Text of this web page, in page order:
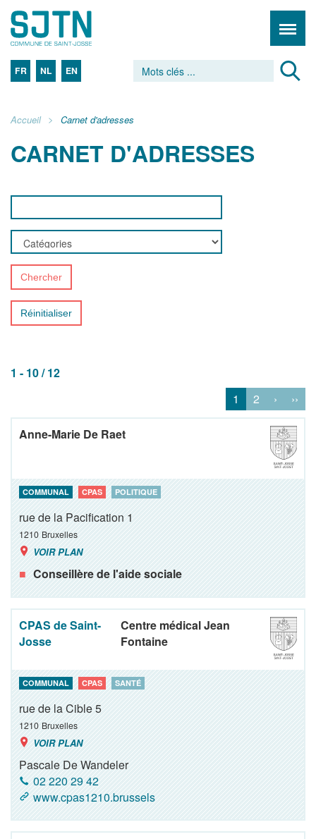
FR NL EN
Accueil Carnet d'adresses
CARNET D'ADRESSES
Chercher
Réinitialiser
1 - 10 / 12
1
2 › ››
Anne-Marie De Raet
COMMUNAL CPAS POLITIQUE
rue de la Pacification 1
1210 Bruxelles
VOIR PLAN
Conseillère de l'aide sociale
CPAS de Saint-
Josse
Centre médical Jean
Fontaine
COMMUNAL CPAS SANTÉ
rue de la Cible 5
1210 Bruxelles
VOIR PLAN
Pascale De Wandeler
02 220 29 42
www.cpas1210.brussels